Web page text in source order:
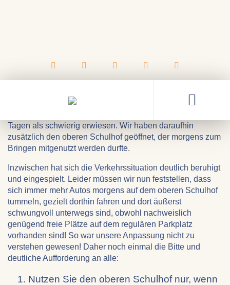
Regeln auf unserem Parkplatz
Als wir vor 4 Wochen das Schuljahr begonnen haben, hat
Tagen als schwierig erwiesen. Wir haben daraufhin
zusätzlich den oberen Schulhof geöffnet, der morgens zum
Bringen mitgenutzt werden durfte.
Inzwischen hat sich die Verkehrssituation deutlich beruhigt
und eingespielt. Leider müssen wir nun feststellen, dass
sich immer mehr Autos morgens auf dem oberen Schulhof
tummeln, gezielt dorthin fahren und dort äußerst
schwungvoll unterwegs sind, obwohl nachweislich
genügend freie Plätze auf dem regulären Parkplatz
vorhanden sind! So war unsere Anpassung nicht zu
verstehen gewesen! Daher noch einmal die Bitte und
deutliche Aufforderung an alle:
Nutzen Sie den oberen Schulhof nur, wenn